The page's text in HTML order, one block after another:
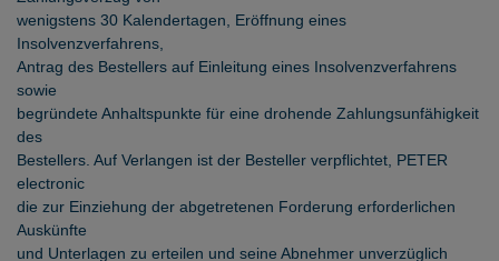
wenigstens 30 Kalendertagen, Eröffnung eines
Insolvenzverfahrens,
Antrag des Bestellers auf Einleitung eines Insolvenzverfahrens
sowie
begründete Anhaltspunkte für eine drohende Zahlungsunfähigkeit
des
Bestellers. Auf Verlangen ist der Besteller verpflichtet, PETER
electronic
die zur Einziehung der abgetretenen Forderung erforderlichen
Auskünfte
und Unterlagen zu erteilen und seine Abnehmer unverzüglich